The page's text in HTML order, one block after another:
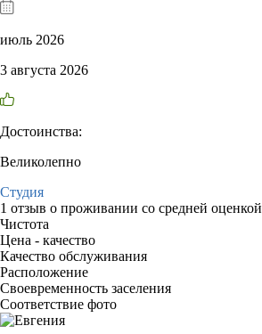
июль 2026
3 августа 2026
Достоинства:
Великолепно
Студия
1 отзыв о проживании со средней оценкой
Чистота
Цена - качество
Качество обслуживания
Расположение
Своевременность заселения
Соответствие фото